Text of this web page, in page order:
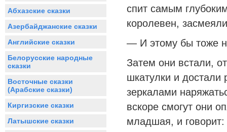
Абхазские сказки
Азербайджанские сказки
Английские сказки
Белорусские народные
сказки
Восточные сказки
(Арабские сказки)
Киргизские сказки
Латышские сказки
спит самым
королевен,
— И этому бы тоже
Затем они встали,
шкатулки и достали
зеркалами
вскоре смогут они
младшая, и говорит: